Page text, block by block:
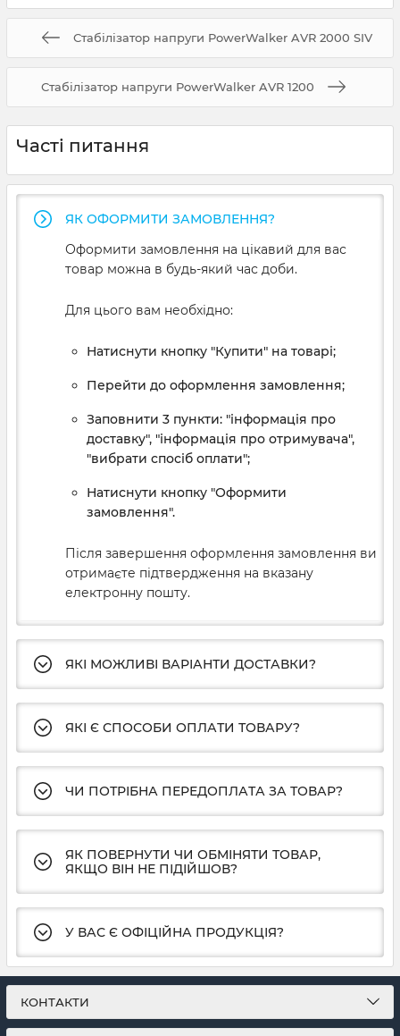
Стабілізатор напруги PowerWalker AVR 2000 SIV
Стабілізатор напруги PowerWalker AVR 1200
Часті питання
ЯК ОФОРМИТИ ЗАМОВЛЕННЯ?
Оформити замовлення на цікавий для вас
товар можна в будь-який час доби.
Для цього вам необхідно:
Натиснути кнопку "Купити" на товарі;
Перейти до оформлення замовлення;
Заповнити 3 пункти: "інформація про
доставку", "інформація про отримувача",
"вибрати спосіб оплати";
Натиснути кнопку "Оформити
замовлення".
Після завершення оформлення замовлення ви
отримаєте підтвердження на вказану
електронну пошту.
ЯКІ МОЖЛИВІ ВАРІАНТИ ДОСТАВКИ?
ЯКІ Є СПОСОБИ ОПЛАТИ ТОВАРУ?
ЧИ ПОТРІБНА ПЕРЕДОПЛАТА ЗА ТОВАР?
ЯК ПОВЕРНУТИ ЧИ ОБМІНЯТИ ТОВАР,
ЯКЩО ВІН НЕ ПІДІЙШОВ?
У ВАС Є ОФІЦІЙНА ПРОДУКЦІЯ?
КОНТАКТИ